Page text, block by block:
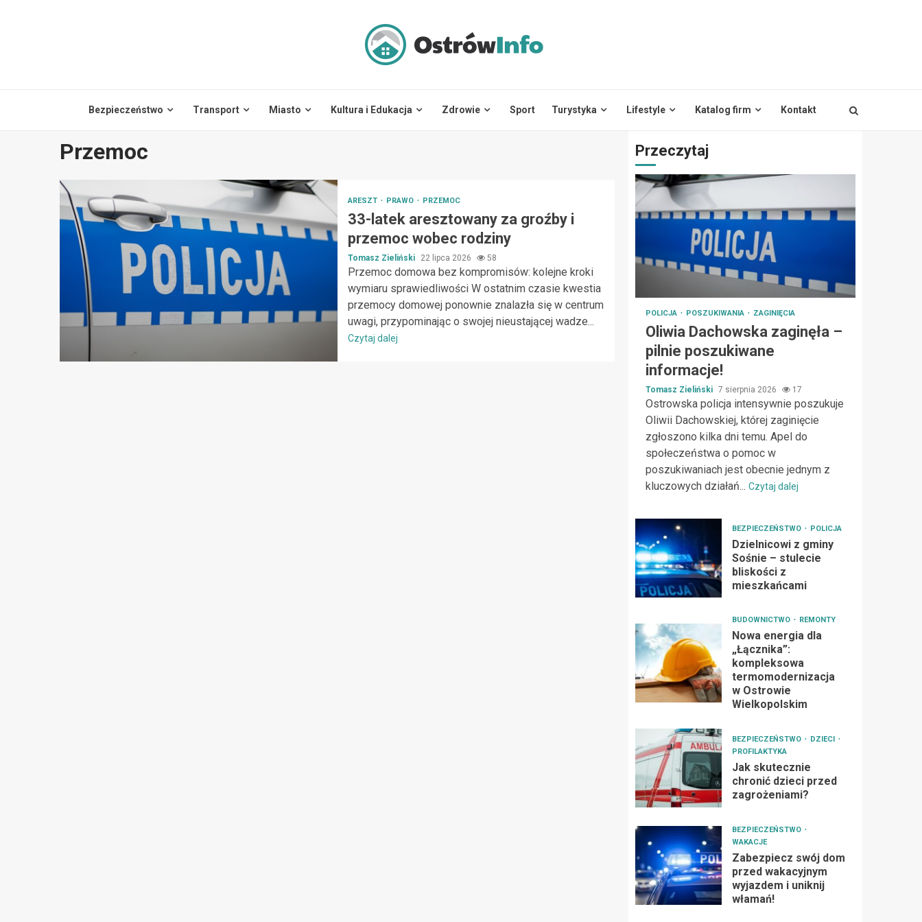
Bezpieczeństwo Transport Miasto Kultura i Edukacja Zdrowie Sport Turystyka Lifestyle Katalog firm Kontakt
Przemoc
ARESZT PRAWO PRZEMOC
33-latek aresztowany za groźby i
przemoc wobec rodziny
Tomasz Zieliński 22 lipca 2026 58
Przemoc domowa bez kompromisów: kolejne kroki
wymiaru sprawiedliwości W ostatnim czasie kwestia
przemocy domowej ponownie znalazła się w centrum
uwagi, przypominając o swojej nieustającej wadze...
Czytaj dalej
Przeczytaj
POLICJA POSZUKIWANIA ZAGINIĘCIA
Oliwia Dachowska zaginęła –
pilnie poszukiwane
informacje!
Tomasz Zieliński 7 sierpnia 2026 17
Ostrowska policja intensywnie poszukuje
Oliwii Dachowskiej, której zaginięcie
zgłoszono kilka dni temu. Apel do
społeczeństwa o pomoc w
poszukiwaniach jest obecnie jednym z
kluczowych działań... Czytaj dalej
BEZPIECZEŃSTWO POLICJA
Dzielnicowi z gminy
Sośnie – stulecie
bliskości z
mieszkańcami
BUDOWNICTWO REMONTY
Nowa energia dla
„Łącznika”:
kompleksowa
termomodernizacja
w Ostrowie
Wielkopolskim
BEZPIECZEŃSTWO
DZIECI
PROFILAKTYKA
Jak skutecznie
chronić dzieci przed
zagrożeniami?
BEZPIECZEŃSTWO
WAKACJE
Zabezpiecz swój dom
przed wakacyjnym
wyjazdem i uniknij
włamań!